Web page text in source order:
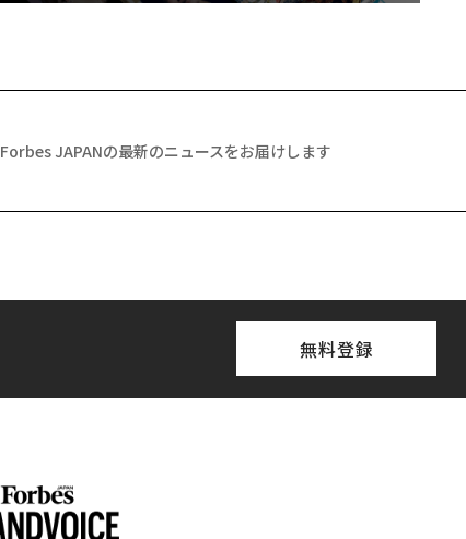
Forbes JAPANの最新のニュースをお届けします
無料登録